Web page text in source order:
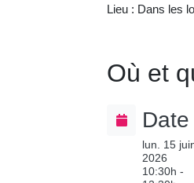
Lieu : Dans les
Où et
Date
lun. 15
2026
10:30h -